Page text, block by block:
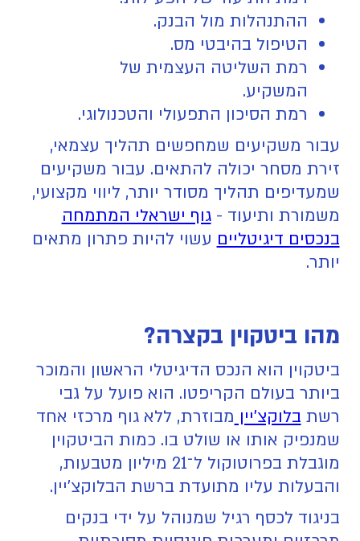
ההתנהלות מול הבנק.
הטיפול בהיבטי מס.
רמת השליטה העצמית של
המשקיע.
רמת הסיכון התפעולי והטכנולוגי.
עבור משקיעים שמחפשים תהליך עצמאי,
זירת מסחר יכולה להתאים. עבור משקיעים
שמעדיפים תהליך מסודר יותר, ליווי מקצועי,
משמורת ותיעוד -גוף ישראלי המתמחה
בנכסים דיגיטליים עשוי להיות פתרון מתאים
יותר.
מהו ביטקוין בקצרה?
ביטקוין הוא הנכס הדיגיטלי הראשון והמוכר
ביותר בעולם הקריפטו. הוא פועל על גבי
רשת בלוקצ’יין מבוזרת, ללא גוף מרכזי אחד
שמנפיק אותו או שולט בו. כמות הביטקוין
מוגבלת בפרוטוקול ל־21 מיליון מטבעות,
והבעלות עליו מתועדת ברשת הבלוקצ’יין.
בניגוד לכסף רגיל שמנוהל על ידי בנקים